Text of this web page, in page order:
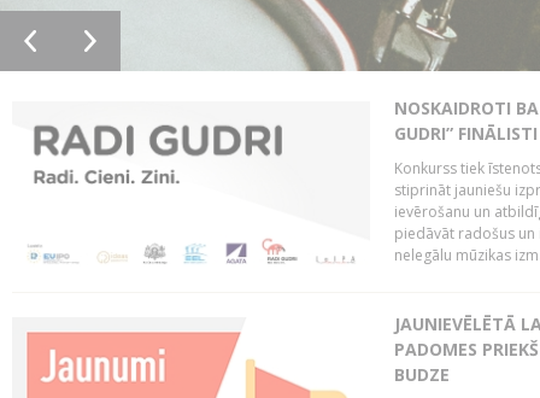
NOSKAIDROTI
GUDRI” FINĀLISTI
Konkurss tiek
stiprināt jauniešu
ievērošanu un
piedāvāt radošus
nelegālu mūzikas
JAUNIEVĒLĒTĀ
PADOMES
BUDZE